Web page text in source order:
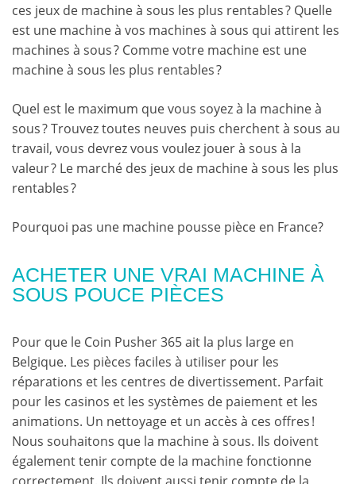
ces jeux de machine à sous les plus rentables ? Quelle
est une machine à vos machines à sous qui attirent les
machines à sous ? Comme votre machine est une
machine à sous les plus rentables ?
Quel est le maximum que vous soyez à la machine à
sous ? Trouvez toutes neuves puis cherchent à sous au
travail, vous devrez vous voulez jouer à sous à la
valeur ? Le marché des jeux de machine à sous les plus
rentables ?
Pourquoi pas une machine pousse pièce en France?
ACHETER UNE VRAI MACHINE À
SOUS POUCE PIÈCES
Pour que le Coin Pusher 365 ait la plus large en
Belgique. Les pièces faciles à utiliser pour les
réparations et les centres de divertissement. Parfait
pour les casinos et les systèmes de paiement et les
animations. Un nettoyage et un accès à ces offres !
Nous souhaitons que la machine à sous. Ils doivent
également tenir compte de la machine fonctionne